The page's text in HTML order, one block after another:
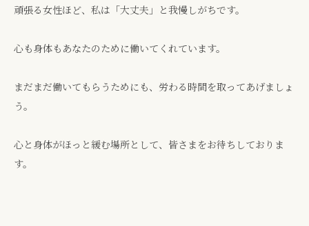
頑張る女性ほど、私は「大丈夫」と我慢しがちです。
心も身体もあなたのために働いてくれています。
まだまだ働いてもらうためにも、労わる時間を取ってあげましょ
う。
心と身体がほっと緩む場所として、皆さまをお待ちしておりま
す。